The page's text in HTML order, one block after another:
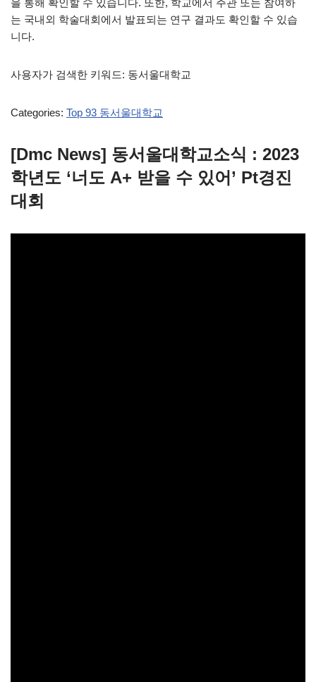
는 국내외 학술대회에서 발표되는 연구 결과도 확인할 수 있습
니다.
사용자가 검색한 키워드: 동서울대학교
Categories: Top 93 동서울대학교
[Dmc News] 동서울대학교소식 : 2023
학년도 ‘너도 A+ 받을 수 있어’ Pt경진
대회